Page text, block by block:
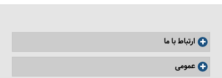
ارتباط با ما
عمومی